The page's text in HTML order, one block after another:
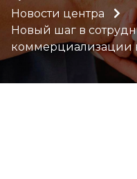
Новости центра
Новый шаг в
коммерциализации